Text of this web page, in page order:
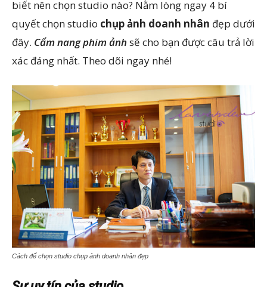
biết nên chọn studio nào? Nằm lòng ngay 4 bí
quyết chọn studio chụp ảnh doanh nhân đẹp dưới
đây. Cẩm nang phim ảnh sẽ cho bạn được câu trả lời
xác đáng nhất. Theo dõi ngay nhé!
Cách để chọn studio chụp ảnh doanh nhân đẹp